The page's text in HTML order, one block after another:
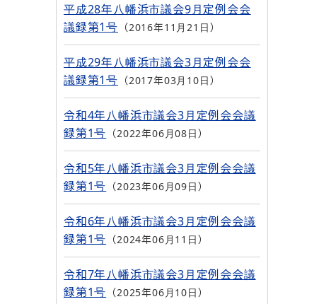
平成28年八幡浜市議会9月定例会会
議録第1号
2016年11月21日
平成29年八幡浜市議会3月定例会会
議録第1号
2017年03月10日
令和4年八幡浜市議会3月定例会会議
録第1号
2022年06月08日
令和5年八幡浜市議会3月定例会会議
録第1号
2023年06月09日
令和6年八幡浜市議会3月定例会会議
録第1号
2024年06月11日
令和7年八幡浜市議会3月定例会会議
録第1号
2025年06月10日